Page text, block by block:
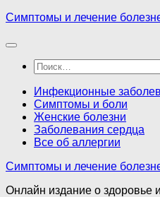
Перейти
содержимому
Симптомы и лечение
Найти:
Инфекционные
Симптомы и боли
Женские болезни
Заболевания сердца
Все об аллергии
Симптомы и лечение
Онлайн издание о здоровье